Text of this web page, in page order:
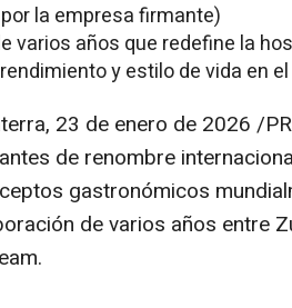
la empresa firmante)
varios años que redefine la
y estilo de vida en
, 23 de enero de 2026 /
de renombre
gastronómicos
de varios años entre